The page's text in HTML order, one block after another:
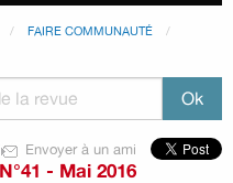
FAIRE COMMUNAUTÉ
Envoyer à un ami
- Mai 2016